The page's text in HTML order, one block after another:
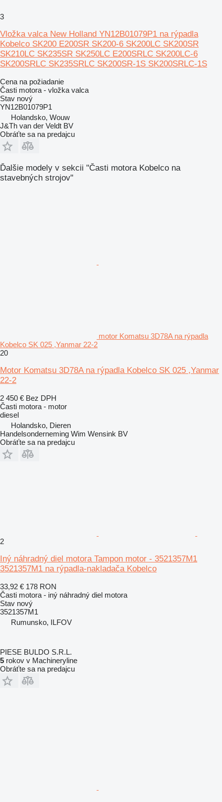
3
Vložka valca New Holland YN12B01079P1 na rýpadla
Kobelco SK200 E200SR SK200-6 SK200LC SK200SR
SK210LC SK235SR SK250LC E200SRLC SK200LC-6
SK200SRLC SK235SRLC SK200SR-1S SK200SRLC-1S
Cena na požiadanie
Časti motora - vložka valca
Stav nový
YN12B01079P1
Holandsko, Wouw
J&Th van der Veldt BV
Obráťte sa na predajcu
Ďalšie modely v sekcii "Časti motora Kobelco na
stavebných strojov"
motor Komatsu 3D78A na rýpadla
Kobelco SK 025 ,Yanmar 22-2
20
Motor Komatsu 3D78A na rýpadla Kobelco SK 025 ,Yanmar
22-2
2 450 € Bez DPH
Časti motora - motor
diesel
Holandsko, Dieren
Handelsonderneming Wim Wensink BV
Obráťte sa na predajcu
2
Iný náhradný diel motora Tampon motor - 3521357M1
3521357M1 na rýpadla-nakladača Kobelco
33,92 € 178 RON
Časti motora - iný náhradný diel motora
Stav nový
3521357M1
Rumunsko, ILFOV
PIESE BULDO S.R.L.
5 rokov v Machineryline
Obráťte sa na predajcu